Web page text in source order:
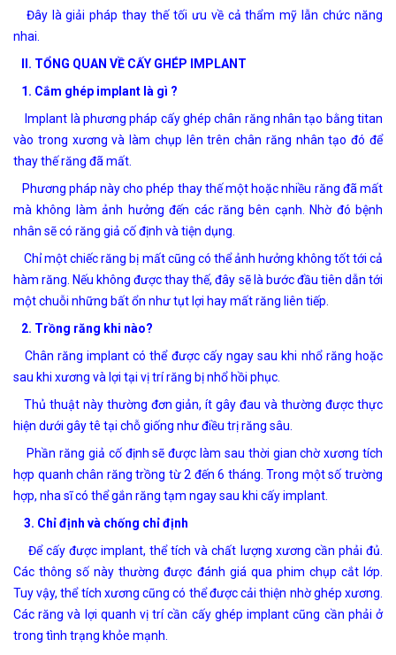
Đây là giải pháp thay thế tối ưu về cả thẩm mỹ lẫn chức năng
nhai.
II. TỔNG QUAN VỀ CẤY GHÉP IMPLANT
1. Cắm ghép implant là gì ?
Implant là phương pháp cấy ghép chân răng nhân tạo bằng titan
vào trong xương và làm chụp lên trên chân răng nhân tạo đó để
thay thế răng đã mất.
Phương pháp này cho phép thay thế một hoặc nhiều răng đã mất
mà không làm ảnh hưởng đến các răng bên cạnh. Nhờ đó bệnh
nhân sẽ có răng giả cố định và tiện dụng.
Chỉ một chiếc răng bị mất cũng có thể ảnh hưởng không tốt tới cả
hàm răng. Nếu không được thay thế, đây sẽ là bước đầu tiên dẫn tới
một chuỗi những bất ổn như tụt lợi hay mất răng liên tiếp.
2. Trồng răng khi nào?
Chân răng implant có thể được cấy ngay sau khi nhổ răng hoặc
sau khi xương và lợi tại vị trí răng bị nhổ hồi phục.
Thủ thuật này thường đơn giản, ít gây đau và thường được thực
hiện dưới gây tê tại chỗ giống như điều trị răng sâu.
Phần răng giả cố định sẽ được làm sau thời gian chờ xương tích
hợp quanh chân răng trồng từ 2 đến 6 tháng. Trong một số trường
hợp, nha sĩ có thể gắn răng tạm ngay sau khi cấy implant.
3. Chỉ định và chống chỉ định
Để cấy được implant, thể tích và chất lượng xương cần phải đủ.
Các thông số này thường được đánh giá qua phim chụp cắt lớp.
Tuy vậy, thể tích xương cũng có thể được cải thiện nhờ ghép xương.
Các răng và lợi quanh vị trí cần cấy ghép implant cũng cần phải ở
trong tình trạng khỏe mạnh.